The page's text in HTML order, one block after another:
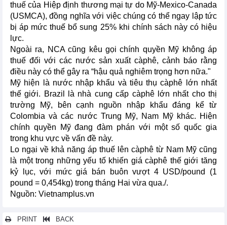
thuế của Hiệp định thương mại tự do Mỹ-Mexico-Canada
(USMCA), đồng nghĩa với việc chúng có thể ngay lập tức
bị áp mức thuế bổ sung 25% khi chính sách này có hiệu
lực.
Ngoài ra, NCA cũng kêu gọi chính quyền Mỹ không áp
thuế đối với các nước sản xuất càphê, cảnh báo rằng
điều này có thể gây ra “hậu quả nghiêm trọng hơn nữa."
Mỹ hiện là nước nhập khẩu và tiêu thụ càphê lớn nhất
thế giới. Brazil là nhà cung cấp càphê lớn nhất cho thị
trường Mỹ, bên cạnh nguồn nhập khẩu đáng kể từ
Colombia và các nước Trung Mỹ, Nam Mỹ khác. Hiện
chính quyền Mỹ đang đàm phán với một số quốc gia
trong khu vực về vấn đề này.
Lo ngại về khả năng áp thuế lên càphê từ Nam Mỹ cũng
là một trong những yếu tố khiến giá càphê thế giới tăng
kỷ lục, với mức giá bán buôn vượt 4 USD/pound (1
pound = 0,454kg) trong tháng Hai vừa qua./.
Nguồn: Vietnamplus.vn
PRINT BACK